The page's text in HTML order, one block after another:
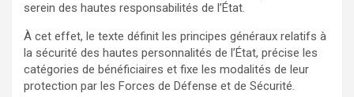
serein des hautes responsabilités de l’État.
À cet effet, le texte définit les principes généraux relatifs à
la sécurité des hautes personnalités de l’État, précise les
catégories de bénéficiaires et fixe les modalités de leur
protection par les Forces de Défense et de Sécurité.